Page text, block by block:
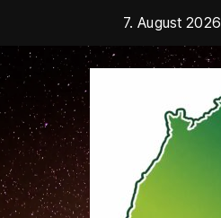
springen
7. August 2026